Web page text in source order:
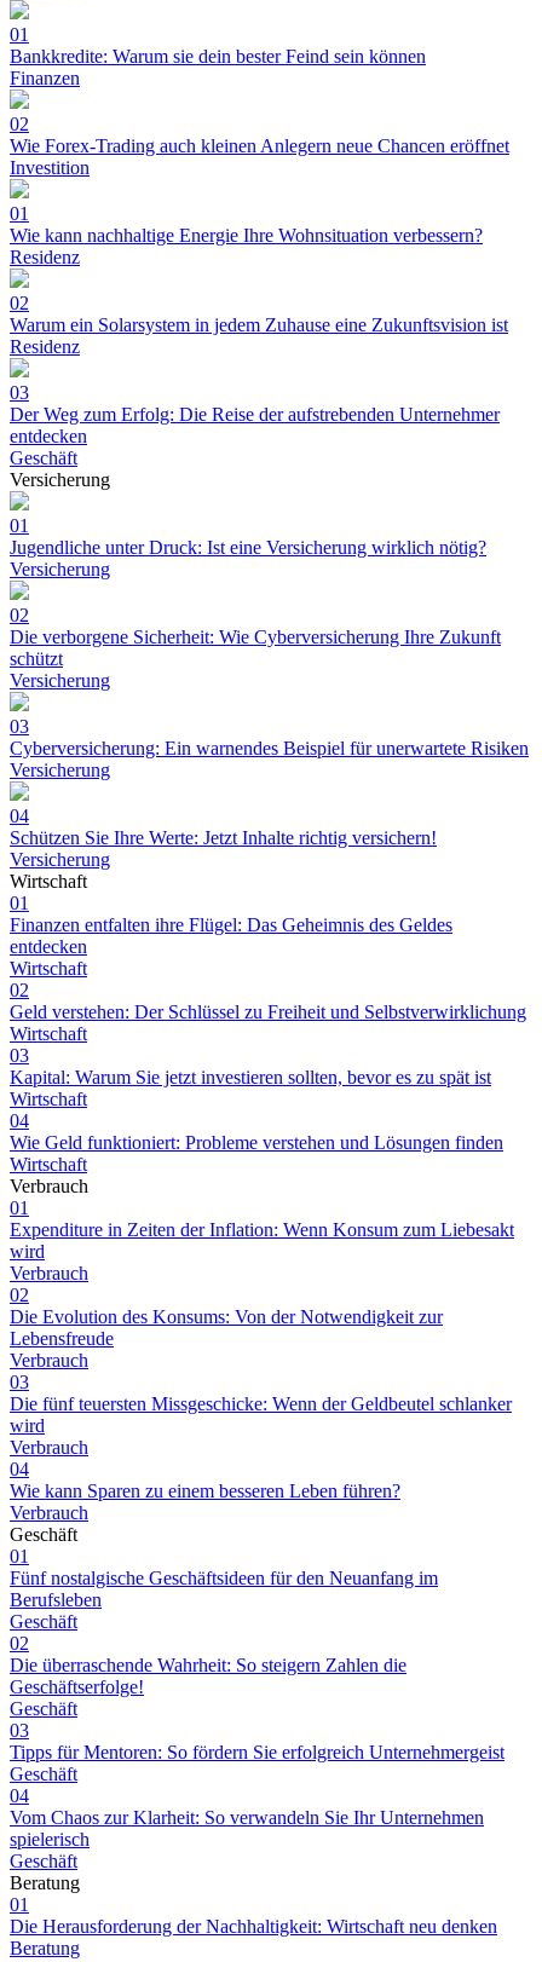
01
Bankkredite: Warum sie dein bester Feind sein können
Finanzen
02
Wie Forex-Trading auch kleinen Anlegern neue Chancen eröffnet
Investition
01
Wie kann nachhaltige Energie Ihre Wohnsituation verbessern?
Residenz
02
Warum ein Solarsystem in jedem Zuhause eine Zukunftsvision ist
Residenz
03
Der Weg zum Erfolg: Die Reise der aufstrebenden Unternehmer
entdecken
Geschäft
Versicherung
01
Jugendliche unter Druck: Ist eine Versicherung wirklich nötig?
Versicherung
02
Die verborgene Sicherheit: Wie Cyberversicherung Ihre Zukunft
schützt
Versicherung
03
Cyberversicherung: Ein warnendes Beispiel für unerwartete Risiken
Versicherung
04
Schützen Sie Ihre Werte: Jetzt Inhalte richtig versichern!
Versicherung
Wirtschaft
01
Finanzen entfalten ihre Flügel: Das Geheimnis des Geldes
entdecken
Wirtschaft
02
Geld verstehen: Der Schlüssel zu Freiheit und Selbstverwirklichung
Wirtschaft
03
Kapital: Warum Sie jetzt investieren sollten, bevor es zu spät ist
Wirtschaft
04
Wie Geld funktioniert: Probleme verstehen und Lösungen finden
Wirtschaft
Verbrauch
01
Expenditure in Zeiten der Inflation: Wenn Konsum zum Liebesakt
wird
Verbrauch
02
Die Evolution des Konsums: Von der Notwendigkeit zur
Lebensfreude
Verbrauch
03
Die fünf teuersten Missgeschicke: Wenn der Geldbeutel schlanker
wird
Verbrauch
04
Wie kann Sparen zu einem besseren Leben führen?
Verbrauch
Geschäft
01
Fünf nostalgische Geschäftsideen für den Neuanfang im
Berufsleben
Geschäft
02
Die überraschende Wahrheit: So steigern Zahlen die
Geschäftserfolge!
Geschäft
03
Tipps für Mentoren: So fördern Sie erfolgreich Unternehmergeist
Geschäft
04
Vom Chaos zur Klarheit: So verwandeln Sie Ihr Unternehmen
spielerisch
Geschäft
Beratung
01
Die Herausforderung der Nachhaltigkeit: Wirtschaft neu denken
Beratung